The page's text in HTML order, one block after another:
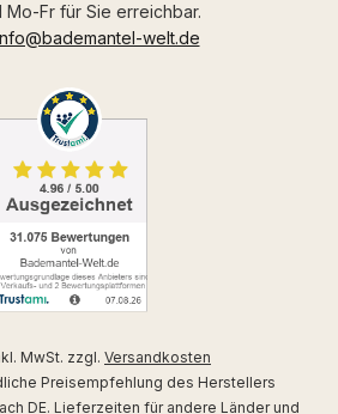
Mo-Fr für Sie erreichbar.
welt.de
MwSt. zzgl. Versandkosten
Preisempfehlung des Herstellers
DE. Lieferzeiten für andere Länder und